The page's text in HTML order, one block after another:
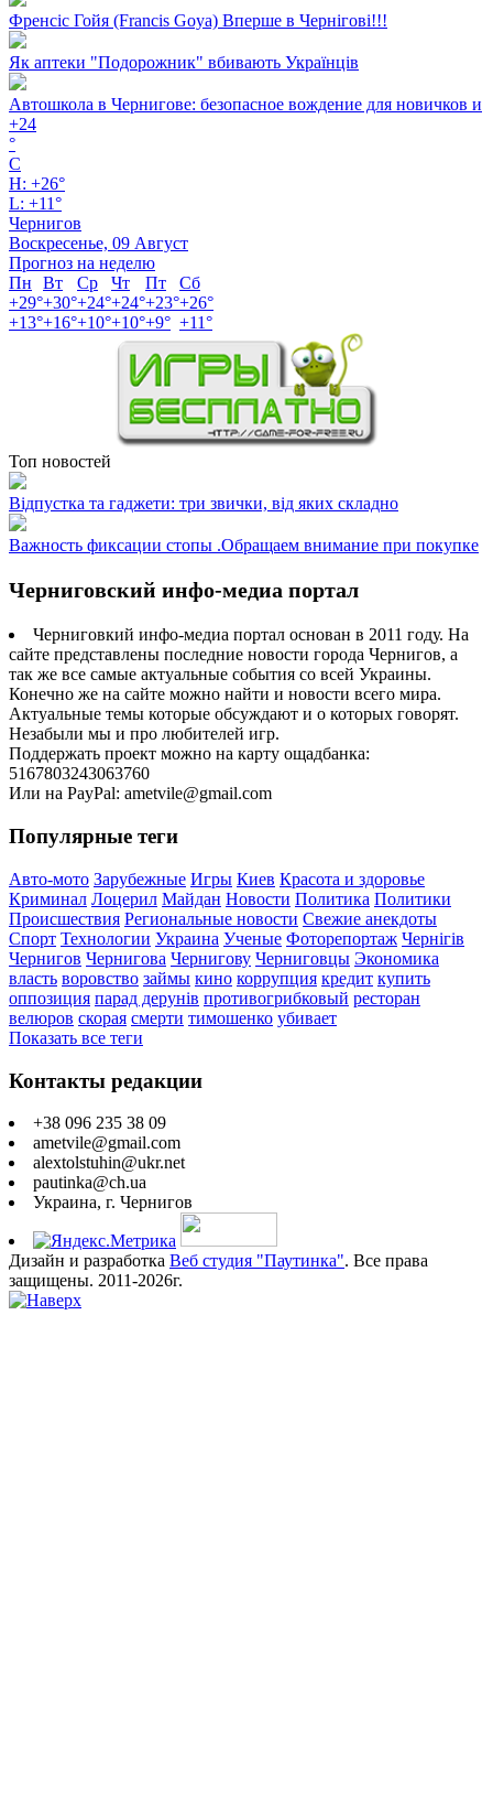
Френсіс Гойя (Francis Goya) Вперше в Чернігові!!!
Як аптеки "Подорожник" вбивають Українців
Автошкола в Чернигове: безопасное вождение для новичков и
+24
°
C
H: +26°
L: +11°
Чернигов
Воскресенье, 09 Август
Прогноз на неделю
Пн
Вт Ср Чт Пт
Сб
+29°+30°+24°+24°+23°+26°
+13°+16°+10°+10°+9° +11°
Топ новостей
Відпустка та гаджети: три звички, від яких складно
Важность фиксации стопы .Обращаем внимание при покупке
Черниговский инфо-медиа портал
Черниговкий инфо-медиа портал основан в 2011 году. На
сайте представлены последние новости города Чернигов, а
так же все самые актуальные события со всей Украины.
Конечно же на сайте можно найти и новости всего мира.
Актуальные темы которые обсуждают и о которых говорят.
Незабыли мы и про любителей игр.
Поддержать проект можно на карту ощадбанка:
5167803243063760
Или на PayPal: ametvile@gmail.com
Популярные теги
Авто-мото Зарубежные Игры Киев Красота и здоровье
Криминал Лоцерил Майдан Новости Политика Политики
Происшествия Региональные новости Свежие анекдоты
Спорт Технологии Украина Ученые Фоторепортаж Чернігів
Чернигов Чернигова Чернигову Черниговцы Экономика
власть воровство займы кино коррупция кредит купить
оппозиция парад дерунів противогрибковый ресторан
велюров скорая смерти тимошенко убивает
Показать все теги
Контакты редакции
+38 096 235 38 09
ametvile@gmail.com
alextolstuhin@ukr.net
pautinka@ch.ua
Украина, г. Чернигов
Дизайн и разработка Веб студия "Паутинка". Все права
защищены. 2011-2026г.